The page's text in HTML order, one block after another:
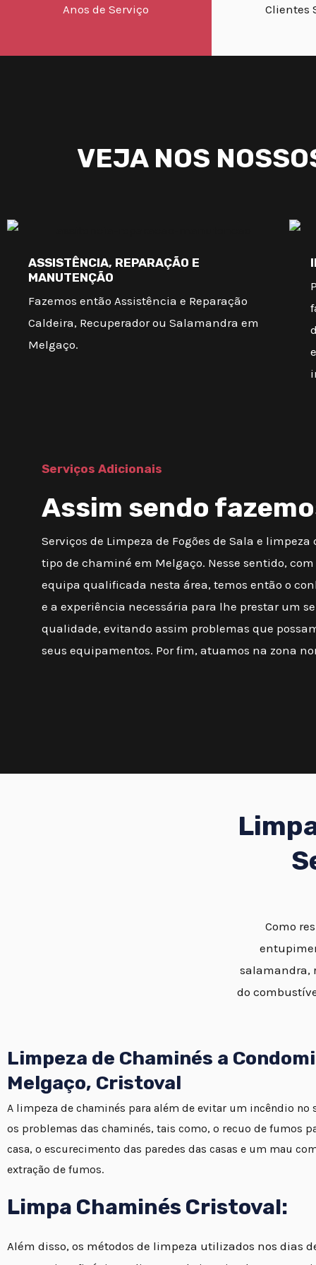
Anos de Serviço Clientes
VEJA NOS
ASSISTÊNCIA, REPARAÇÃO E
MANUTENÇÃO
Fazemos então Assistência e Reparação
Caldeira, Recuperador ou Salamandra em
Melgaço.
Serviços Adicionais
Assim sendo
Serviços de Limpeza de Fogões de Sala e
tipo de chaminé em Melgaço. Nesse sentido,
equipa qualificada nesta área, temos então o
e a experiência necessária para lhe prestar um
qualidade, evitando assim problemas que
seus equipamentos. Por fim, atuamos na zona
Como
salamandra,
do
Limpeza de Chaminés a
Melgaço, Cristoval
A limpeza de chaminés para além de evitar um incêndio no
os problemas das chaminés, tais como, o recuo de fumos
casa, o escurecimento das paredes das casas e um mau
extração de fumos.
Limpa Chaminés Cristoval:
Além disso, os métodos de limpeza utilizados nos dias